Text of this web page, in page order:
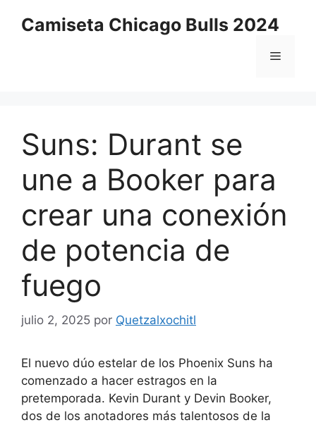
Camiseta Chicago Bulls 2024
Menú
Suns: Durant se
une a Booker para
crear una conexión
de potencia de
fuego
julio 2, 2025 por Quetzalxochitl
El nuevo dúo estelar de los Phoenix Suns ha
comenzado a hacer estragos en la
pretemporada. Kevin Durant y Devin Booker,
dos de los anotadores más talentosos de la